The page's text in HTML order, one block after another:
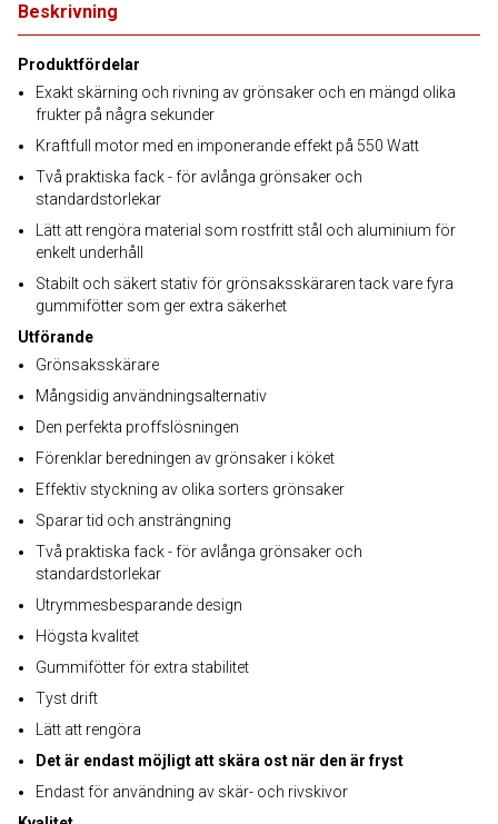
Beskrivning
Produktfördelar
Exakt skärning och rivning av grönsaker och en mängd olika
frukter på några sekunder
Kraftfull motor med en imponerande effekt på 550 Watt
Två praktiska fack - för avlånga grönsaker och
standardstorlekar
Lätt att rengöra material som rostfritt stål och aluminium för
enkelt underhåll
Stabilt och säkert stativ för grönsaksskäraren tack vare fyra
gummifötter som ger extra säkerhet
Utförande
Grönsaksskärare
Mångsidig användningsalternativ
Den perfekta proffslösningen
Förenklar beredningen av grönsaker i köket
Effektiv styckning av olika sorters grönsaker
Sparar tid och ansträngning
Två praktiska fack - för avlånga grönsaker och
standardstorlekar
Utrymmesbesparande design
Högsta kvalitet
Gummifötter för extra stabilitet
Tyst drift
Lätt att rengöra
Det är endast möjligt att skära ost när den är fryst
Endast för användning av skär- och rivskivor